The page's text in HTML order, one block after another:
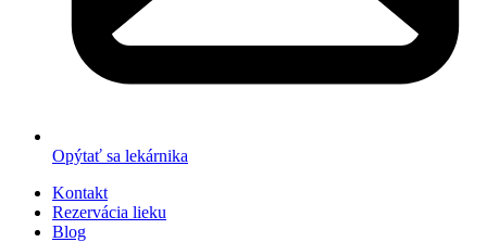
Opýtať sa lekárnika
Kontakt
Rezervácia lieku
Blog